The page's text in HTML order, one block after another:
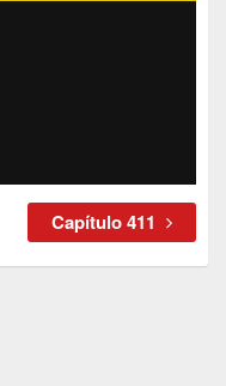
Capítulo 411